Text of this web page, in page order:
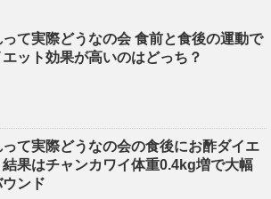
って実際どうなの会 食前と食後の運動で
エット効果が高いのはどっち？
って実際どうなの会の食後にお酢ダイエ
結果はチャンカワイ体重0.4kg増で大幅
ウンド